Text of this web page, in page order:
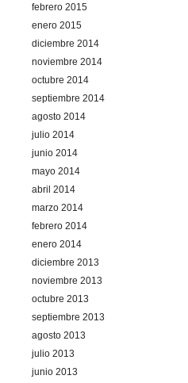
febrero 2015
enero 2015
diciembre 2014
noviembre 2014
octubre 2014
septiembre 2014
agosto 2014
julio 2014
junio 2014
mayo 2014
abril 2014
marzo 2014
febrero 2014
enero 2014
diciembre 2013
noviembre 2013
octubre 2013
septiembre 2013
agosto 2013
julio 2013
junio 2013